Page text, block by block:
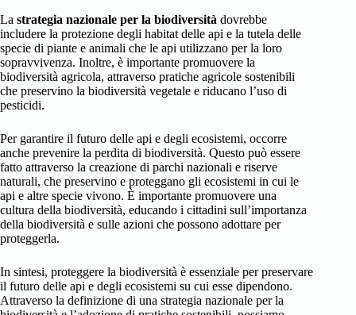
La strategia nazionale per la biodiversità dovrebbe
includere la protezione degli habitat delle api e la tutela delle
specie di piante e animali che le api utilizzano per la loro
sopravvivenza. Inoltre, è importante promuovere la
biodiversità agricola, attraverso pratiche agricole sostenibili
che preservino la biodiversità vegetale e riducano l’uso di
pesticidi.
Per garantire il futuro delle api e degli ecosistemi, occorre
anche prevenire la perdita di biodiversità. Questo può essere
fatto attraverso la creazione di parchi nazionali e riserve
naturali, che preservino e proteggano gli ecosistemi in cui le
api e altre specie vivono. È importante promuovere una
cultura della biodiversità, educando i cittadini sull’importanza
della biodiversità e sulle azioni che possono adottare per
proteggerla.
In sintesi, proteggere la biodiversità è essenziale per preservare
il futuro delle api e degli ecosistemi su cui esse dipendono.
Attraverso la definizione di una strategia nazionale per la